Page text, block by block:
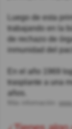
Luego de esta
trabajando en la
de rechazo de
inmunidad del
En el año 1969
trasplante a una
años.